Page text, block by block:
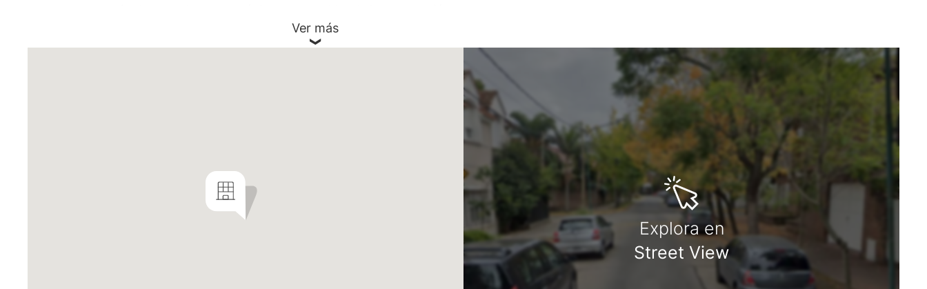
con espacios verdes y los excelentes accesos, tanto desde las zona norte
De acuerdo con el nuevo Código Urbanístico, constituye el nuevo frente
El edificio dialoga con el entorno, conservando la esencia que vuelve tan
Cuenta con una planta baja comercial, 9 pisos de vivienda de 2, 3 y 4
ambientes y dúplex de 4 ambientes y 2 subsuelos de estacionamiento.
Las 26 unidades que lo conforman están diseñadas bajo un concepto
moderno e inteligente, de máximo confort, acompañadas de la más alta
Ver más
Explora en
Street View